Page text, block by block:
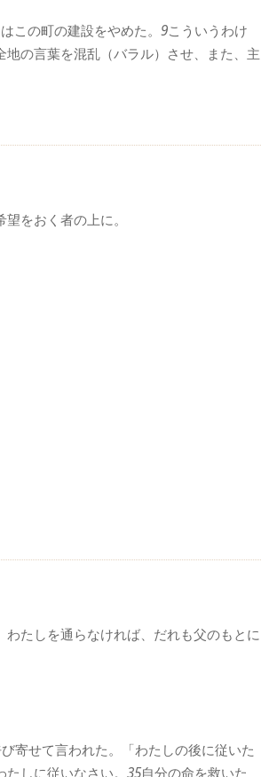
この町の建設をやめた。 9こういうわけ
の言葉を混乱（バラル）させ、また、主
をおく者の上に。
たしを通らなければ、だれも父のもとに
寄せて言われた。「わたしの後に従いた
しに従いなさい。 35自分の命を救いた